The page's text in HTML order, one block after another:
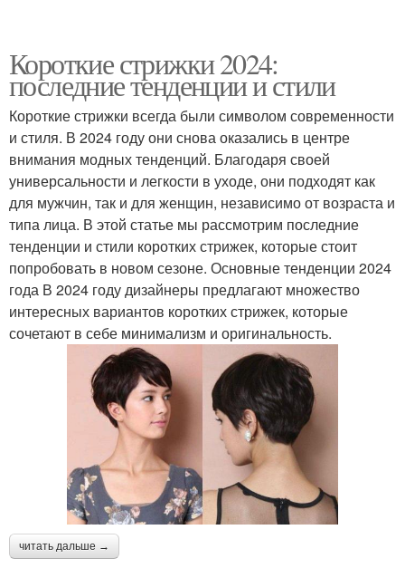
Короткие стрижки 2024:
последние тенденции и стили
Короткие стрижки всегда были символом современности
и стиля. В 2024 году они снова оказались в центре
внимания модных тенденций. Благодаря своей
универсальности и легкости в уходе, они подходят как
для мужчин, так и для женщин, независимо от возраста и
типа лица. В этой статье мы рассмотрим последние
тенденции и стили коротких стрижек, которые стоит
попробовать в новом сезоне. Основные тенденции 2024
года В 2024 году дизайнеры предлагают множество
интересных вариантов коротких стрижек, которые
сочетают в себе минимализм и оригинальность.
читать дальше →